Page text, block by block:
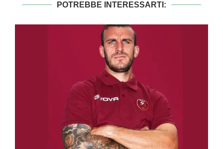
POTREBBE INTERESSARTI: